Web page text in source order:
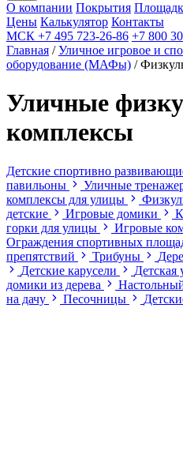
О компании Покрытия
Цены Калькулятор Контакты
МСК +7 495 723-26-86 +7 800
Главная / Уличное игровое и
оборудование (МАФы) /
Уличные
комплексы
Детские спортивно
павильоны
Уличные
комплексы для улицы
детские
Игровые домики
горки для улицы
Игровые
Ограждения спортивных
препятствий
Трибуны
Детские карусели
Детская
домики из дерева
на дачу
Песочницы